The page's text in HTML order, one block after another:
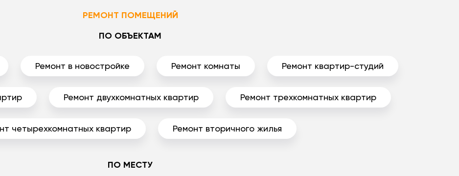
РЕМОНТ ПОМЕЩЕНИЙ
ПО ОБЪЕКТАМ
Ремонт в новостройке Ремонт комнаты Ремонт квартир-студий
Ремонт двухкомнатных квартир Ремонт трехкомнатных квартир
четырехкомнатных квартир Ремонт вторичного жилья
ПО МЕСТУ